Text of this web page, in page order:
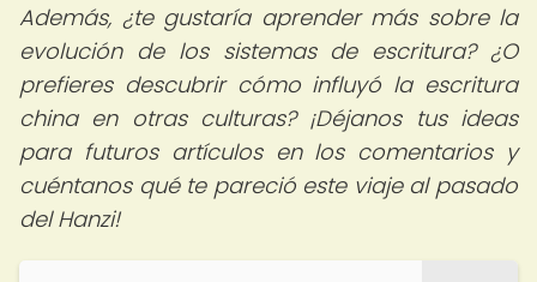
Además, ¿te gustaría aprender más sobre la
evolución de los sistemas de escritura? ¿O
prefieres descubrir cómo influyó la escritura
china en otras culturas? ¡Déjanos tus ideas
para futuros artículos en los comentarios y
cuéntanos qué te pareció este viaje al pasado
del Hanzi!